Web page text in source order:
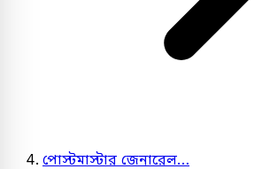
পোস্টমাস্টার জেনারেল…